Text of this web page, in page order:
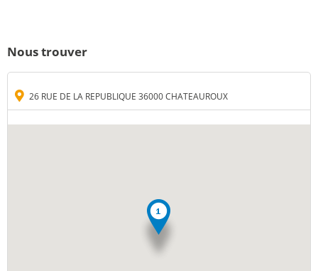
Nous trouver
26 RUE DE LA REPUBLIQUE 36000 CHATEAUROUX